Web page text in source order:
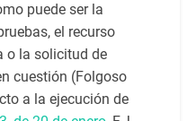
puede ser la
el recurso
o la solicitud de
cuestión (Folgoso
a la ejecución de